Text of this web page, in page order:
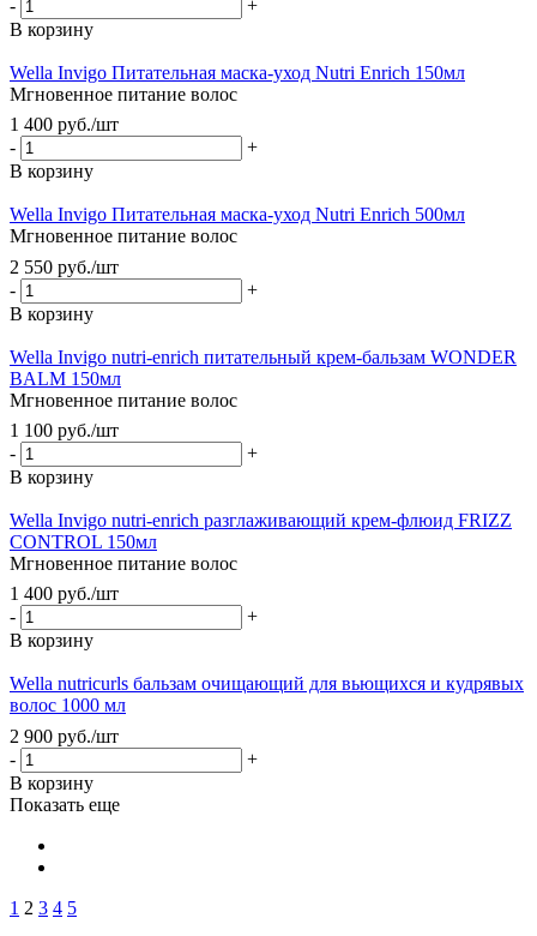
-
+
В корзину
Wella Invigo Питательная маска-уход Nutri Enrich 150мл
Мгновенное питание волос
1 400 руб./шт
-
+
В корзину
Wella Invigo Питательная маска-уход Nutri Enrich 500мл
Мгновенное питание волос
2 550 руб./шт
-
+
В корзину
Wella Invigo nutri-enrich питательный крем-бальзам WONDER
BALM 150мл
Мгновенное питание волос
1 100 руб./шт
-
+
В корзину
Wella Invigo nutri-enrich разглаживающий крем-флюид FRIZZ
CONTROL 150мл
Мгновенное питание волос
1 400 руб./шт
-
+
В корзину
Wella nutricurls бальзам очищающий для вьющихся и кудрявых
волос 1000 мл
2 900 руб./шт
-
+
В корзину
Показать еще
1 2 3 4 5